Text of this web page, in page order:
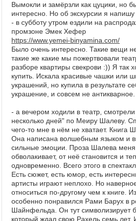
Вымокли и замёрзли как цуцики, но
интересно. Но об экскурсии я напишу
- в субботу утром ездили на
промзоне Эмек Хефер
https://www.yemei-binyamina.com/
Было очень интересно. Такие вещи
такие же какие мы пожертвовали
разборе квартиры свекрови :)) Я так
купить. Искала красивые чашки или
украшений, но купила в результате
украшение, и совсем не антикварное.
- а вечером ходили в театр,
несколько дней" по Меиру Шалеву.
чего-то мне в нём не хватает. Книга
Она написана волшебным языком и
сильные эмоции. Проза Шалева меня
обволакивает, от неё становится и
одновременно. Всего этого в
Есть сюжет, есть юмор, есть
артисты играют неплохо. Но
относиться по-другому чем к книге.
особенно понравился Рами Барух в
Шайнфельда. Он тут символизирует
который ждал свою Рахель семь лет.